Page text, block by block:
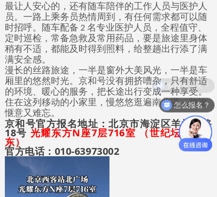
最让人安心的，还有随车陪伴的工作人员与医护人
员。一路上乘务员热情周到，有任何需求都可以随
时招呼。随车配备 2 名专业医护人员，全程值守、
定时巡检，常备急救及常用药品，要是旅途里身体
稍有不适，都能及时得到照料，给整趟出行添了满
满安全感。
漫长的丝路旅途，一半是窗外大美风光，一半是车
厢里的悠然时光。京和号没有拥挤嘈杂，只有舒适
的环境、暖心的服务，把长途出行变成一种享受。
住在这列移动的小家里，慢悠悠逛遍南北疆，旅途
惬意又难忘。
京和号官方报名地址：北京市海淀区羊坊店路
18号 光耀东方N座7层716室 （世纪坛医院路
东）
官方电话： 010-63973002
全程多少天？
怎么报名？